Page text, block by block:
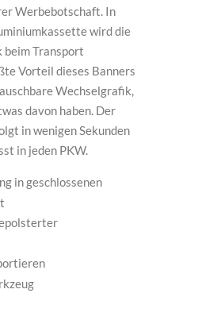
Werbebotschaft. In
wird die
Transport
Vorteil dieses Banners
Wechselgrafik,
davon haben. Der
in wenigen Sekunden
in jeden PKW.
in geschlossenen